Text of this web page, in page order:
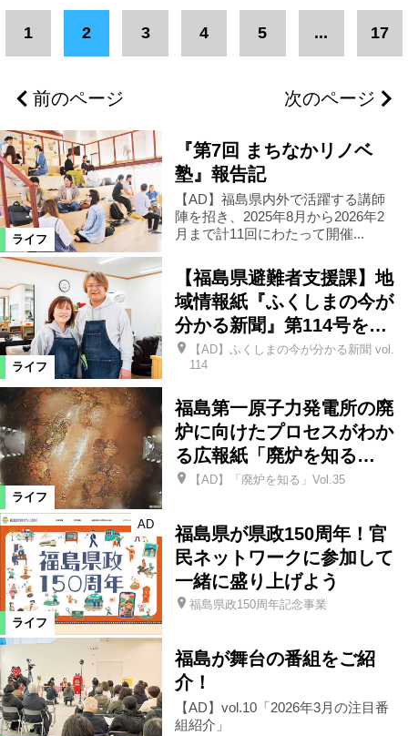
エリア
福島市 県北エリア 福島県全域
会津若松市 会津エリア
南相馬市 浜通りエリア 伊達市
二本松市 いわき市 双葉町
猪苗代町 桑折町 三春町
喜多方市 相馬市 天栄村
須賀川市 浪江町 本宮市
宮城県 新地町
西会津町 川俣町 会津美里町
飯舘村 葛尾村
富岡町 川内村
前のページ
1 2 3 4 5 ... 17
次のページ
ライフ
『第7回 まちなかリノベ
塾』報告記
【AD】福島県内外で活躍する講師
陣を招き、2025年8月から2026年2
月まで計11回にわたって開催...
ライフ
【福島県避難者支援課】地
域情報紙『ふくしまの今が
分かる新聞』第114号を…
【AD】ふくしまの今が分かる新聞 vol.
114
ライフ
福島第一原子力発電所の廃
炉に向けたプロセスがわか
る広報紙「廃炉を知る…
【AD】「廃炉を知る」Vol.35
ライフ
AD
福島県が県政150周年！官
民ネットワークに参加して
一緒に盛り上げよう
福島県政150周年記念事業
福島が舞台の番組をご紹
介！
【AD】vol.10「2026年3月の注目番
組紹介」